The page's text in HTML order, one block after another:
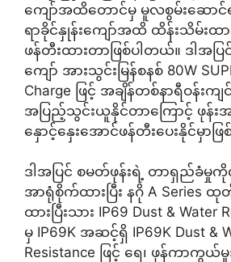
ကျော်အထိတောင်မှ မူလစွမ်းဆော
ရာခိုင်နှုန်းကျော်အထိ ထိန်းသိမ်း
ဖန်တီးထားတာဖြစ်ပါတယ်။ ဒါအပြ
ကျော် အားသွင်းမြန်စနစ် 80W
Charge ဖြင့် အချိန်တစ်နာရီဝန်းက
အပြည့်သွင်းယူနိုင်တာကြောင့် ဖုန်း
နှောင့်နှေးအောင်ဖန်တီးပေးနိုင်မှာဖ
ဒါအပြင် စမတ်ဖုန်းရဲ့ တာရှည်ခံမှု
အာရုံစိုက်ထားပြီး နဂို A Series
ထားပြီးသား IP69 Dust &
မှ IP69K အဆင့်ရှိ IP69K Dust &
Resistance ဖြင့် ရေ၊ ဖုန်ကာကွ